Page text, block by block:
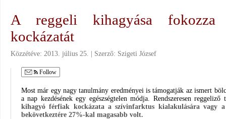
A reggeli kihagyása fokozza
kockázatát
Közzétéve: 2013. július 25. Szerző: Szigeti József
Follow
Most már egy nagy tanulmány eredményei is támogatják az ismert
a nap kezdésének egy egészségtelen módja. Rendszeresen
kihagyó férfiak kockázata a szívinfarktus kialakulására vagy a
bekövetkeztére 27%-kal magasabb volt.